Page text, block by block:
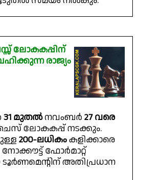
ലോകകപ്പിന്
രാജ്യം
31 മുതൽനവംബർ27 വരെ
ചെസ് ലോകകപ്പ് നടക്കും.
200-ലധികംകളിക്കാരെ
ഫോർമാറ്റ്
അതിപ്രധാന